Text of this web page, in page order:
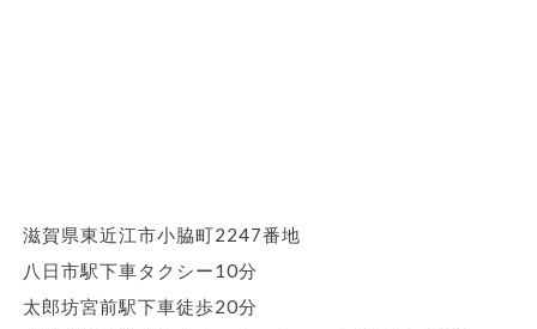
滋賀県東近江市小脇町2247番地
八日市駅下車タクシー10分
太郎坊宮前駅下車徒歩20分